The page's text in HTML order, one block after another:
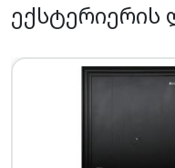
ექსტერიერის